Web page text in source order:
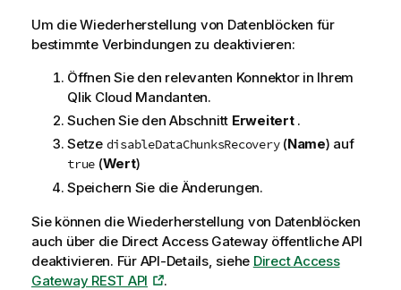
s
Um die Wiederherstellung von Datenblöcken für
bestimmte Verbindungen zu deaktivieren:
Öffnen Sie den relevanten Konnektor in Ihrem
Qlik Cloud Mandanten.
Suchen Sie den Abschnitt Erweitert .
Setze disableDataChunksRecovery(Name) auf
true (Wert)
Speichern Sie die Änderungen.
Sie können die Wiederherstellung von Datenblöcken
auch über die Direct Access Gatewayöffentliche API
deaktivieren. Für API-Details, siehe Direct Access
Gateway REST API
.